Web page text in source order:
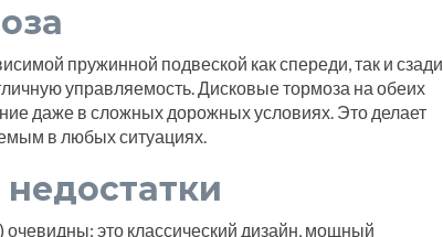
пружинной подвеской как спереди, так и сзади,
управляемость. Дисковые тормоза на обеих
даже в сложных дорожных условиях. Это делает
в любых ситуациях.
это классический дизайн, мощный